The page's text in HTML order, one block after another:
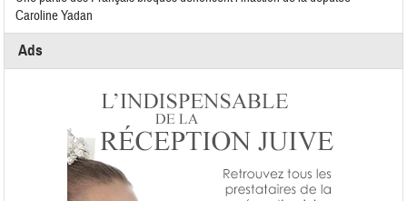
Caroline Yadan
Ads